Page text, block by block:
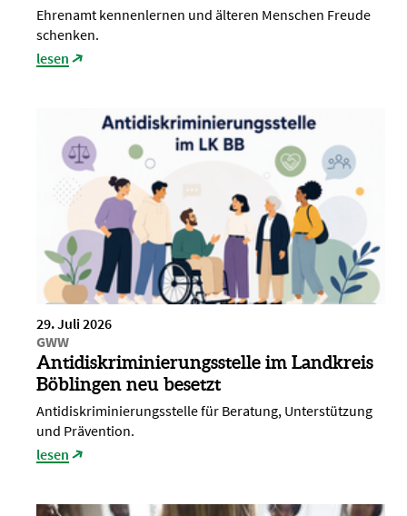
Ehrenamt kennenlernen und älteren Menschen Freude
schenken.
lesen
29. Juli 2026
GWW
Antidiskriminierungsstelle im Landkreis
Böblingen neu besetzt
Antidiskriminierungsstelle für Beratung, Unterstützung
und Prävention.
lesen